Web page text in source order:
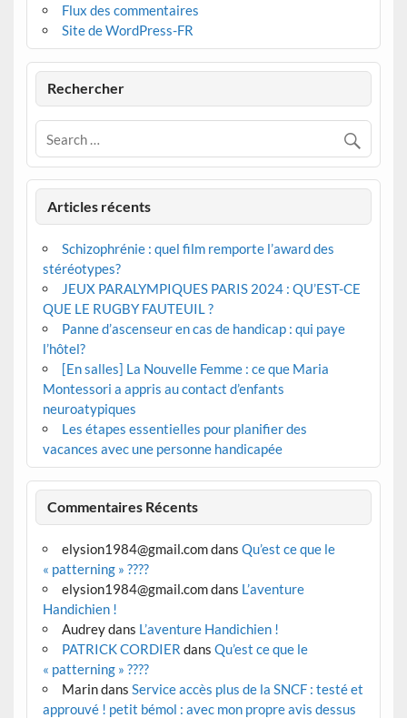
Flux des commentaires
Site de WordPress-FR
Rechercher
Articles récents
Schizophrénie : quel film remporte l’award des
stéréotypes?
JEUX PARALYMPIQUES PARIS 2024 : QU’EST-CE
QUE LE RUGBY FAUTEUIL ?
Panne d’ascenseur en cas de handicap : qui paye
l’hôtel?
[En salles] La Nouvelle Femme : ce que Maria
Montessori a appris au contact d’enfants
neuroatypiques
Les étapes essentielles pour planifier des
vacances avec une personne handicapée
Commentaires Récents
elysion1984@gmail.comdans Qu’est ce que le
« patterning » ????
elysion1984@gmail.comdans L’aventure
Handichien !
Audreydans L’aventure Handichien !
PATRICK CORDIER dans Qu’est ce que le
« patterning » ????
Marindans Service accès plus de la SNCF : testé et
approuvé ! petit bémol : avec mon propre avis dessus